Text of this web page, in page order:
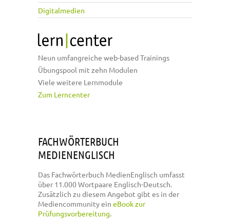
Digitalmedien
Neun umfangreiche web-based Trainings
Übungspool mit zehn Modulen
Viele weitere Lernmodule
Zum Lerncenter
FACHWÖRTERBUCH
MEDIENENGLISCH
Das Fachwörterbuch MedienEnglisch umfasst
über 11.000 Wortpaare Englisch-Deutsch.
Zusätzlich zu diesem Angebot gibt es in der
Mediencommunity ein eBook zur
Prüfungsvorbereitung.